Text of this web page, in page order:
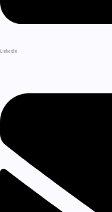
LinkedIn